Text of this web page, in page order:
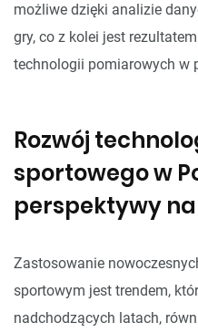
możliwe dzięki analizie
gry, co z kolei jest
technologii pomiarowych w
Rozwój
sportowego w
perspektywy na
Zastosowanie
sportowym jest trendem,
nadchodzących latach,